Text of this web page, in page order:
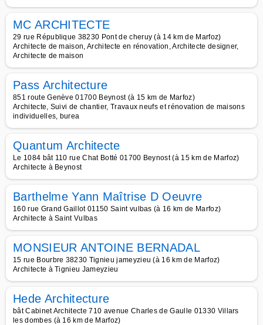
MC ARCHITECTE
29 rue République 38230 Pont de cheruy (à 14 km de Marfoz)
Architecte de maison, Architecte en rénovation, Architecte designer,
Architecte de maison
Pass Architecture
851 route Genève 01700 Beynost (à 15 km de Marfoz)
Architecte, Suivi de chantier, Travaux neufs et rénovation de maisons
individuelles, burea
Quantum Architecte
Le 1084 bât 110 rue Chat Botté 01700 Beynost (à 15 km de Marfoz)
Architecte à Beynost
Barthelme Yann Maîtrise D Oeuvre
160 rue Grand Gaillot 01150 Saint vulbas (à 16 km de Marfoz)
Architecte à Saint Vulbas
MONSIEUR ANTOINE BERNADAL
15 rue Bourbre 38230 Tignieu jameyzieu (à 16 km de Marfoz)
Architecte à Tignieu Jameyzieu
Hede Architecture
bât Cabinet Architecte 710 avenue Charles de Gaulle 01330 Villars
les dombes (à 16 km de Marfoz)